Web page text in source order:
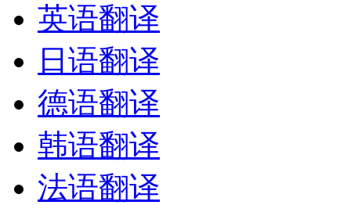
英语翻译
日语翻译
德语翻译
韩语翻译
法语翻译